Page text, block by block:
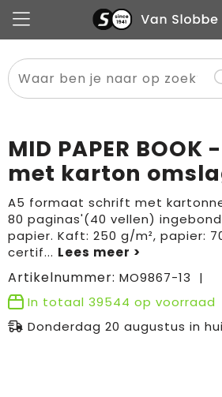
Alle categorieën
Snoep
Promo
Pennen
Notitieboekjes
Papier
Flessen
Glazen en karaffen
Merken
Meest gekozen
Sportkleding
Overig textiel
Boodschappen- en
Sport & vrije tijd
Rugzakken
MID PAPER
met karton
A5 formaat schrift met
80 paginas'(40 vellen)
papier. Kaft: 250 g/m², papier:
certif...
Artikelnummer: MO9867-13
In totaal 39544 op voorraad
Donderdag 20 augustus in